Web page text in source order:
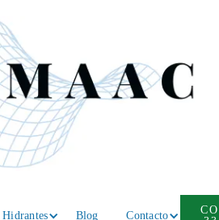
Hidrantes Blog Contacto